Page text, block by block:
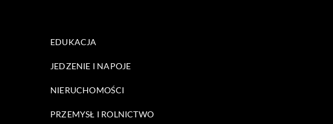
EDUKACJA
JEDZENIE I NAPOJE
NIERUCHOMOŚCI
PRZEMYSŁ I ROLNICTWO